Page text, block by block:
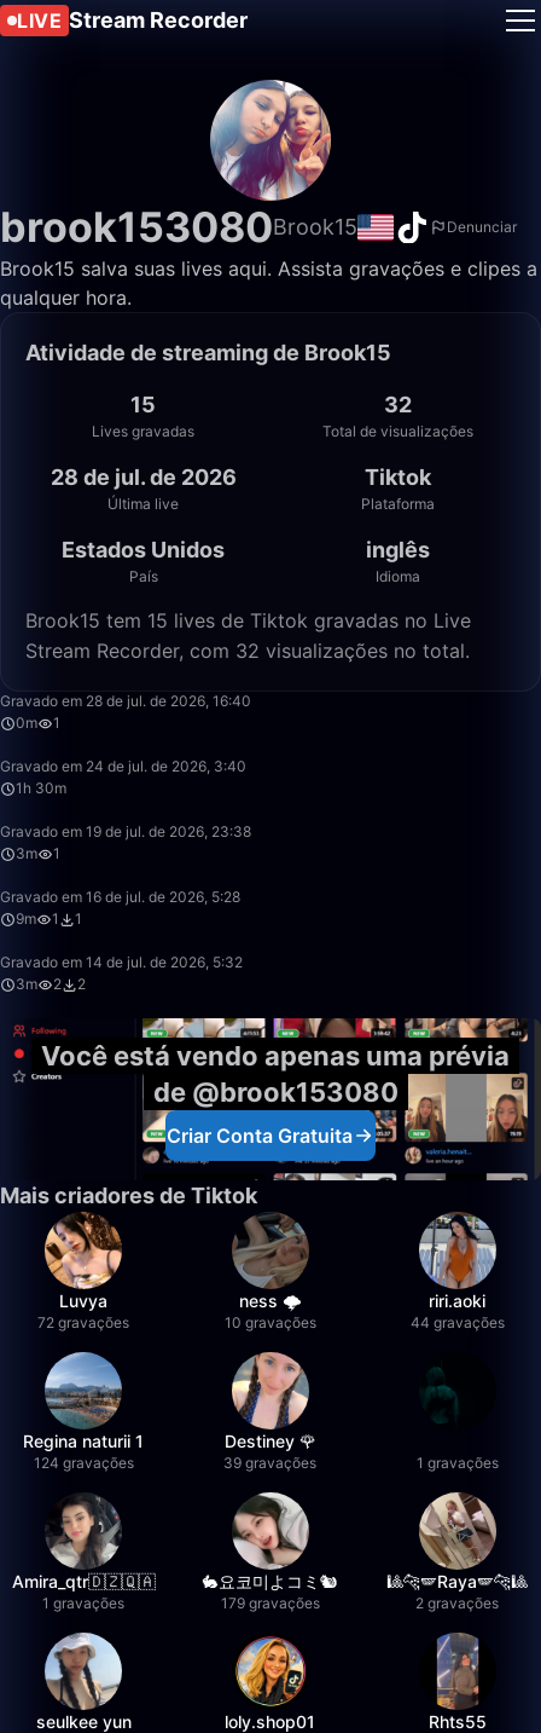
LIVE Stream Recorder
brook153080Brook15 Denunciar
Brook15 salva suas lives aqui. Assista gravações e clipes a
qualquer hora.
Atividade de streaming de Brook15
15
Lives gravadas
32
Total de visualizações
28 de jul. de 2026
Última live
Tiktok
Plataforma
Estados Unidos
País
inglês
Idioma
Brook15 tem 15 lives de Tiktok gravadas no Live
Stream Recorder, com 32 visualizações no total.
Gravado em 28 de jul. de 2026, 16:40
0m
1
Gravado em 24 de jul. de 2026, 3:40
1h 30m
Gravado em 19 de jul. de 2026, 23:38
3m
1
Gravado em 16 de jul. de 2026, 5:28
9m
1 1
Gravado em 14 de jul. de 2026, 5:32
3m
2 2
Você está vendo apenas uma prévia
de @brook153080
Criar Conta Gratuita
Mais criadores de Tiktok
Luvya
72 gravações
ness 🌩️
10 gravações
riri.aoki
44 gravações
Regina naturii 1
124 gravações
Destiney 🌹
39 gravações 1 gravações
Amira_qtr🇩🇿🇶🇦
1 gravações
🐇요코미よコミ🐿
179 gravações
🎱🐆🪽Raya🪽🐆🎱
2 gravações
seulkee yun loly.shop01 Rhts55